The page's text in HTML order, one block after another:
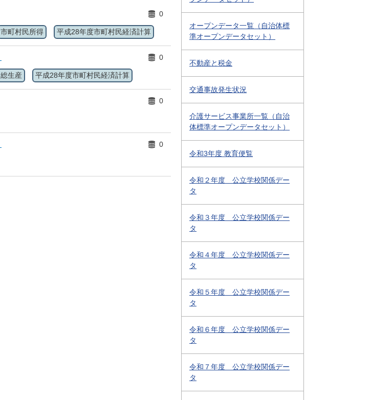
0
市町村民所得 平成28年度市町村民経済計算
0
総生産 平成28年度市町村民経済計算
0
0
オープンデータ一覧（自治体標
準オープンデータセット）
不動産と税金
交通事故発生状況
介護サービス事業所一覧（自治
体標準オープンデータセット）
令和3年度 教育便覧
令和２年度 公立学校関係デー
タ
令和３年度 公立学校関係デー
タ
令和４年度 公立学校関係デー
タ
令和５年度 公立学校関係デー
タ
令和６年度 公立学校関係デー
タ
令和７年度 公立学校関係デー
タ